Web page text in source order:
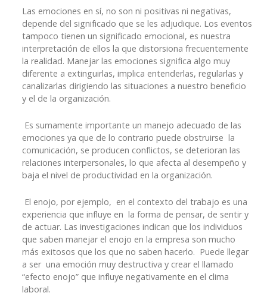
Las emociones en sí, no son ni positivas ni negativas,
depende del significado que se les adjudique. Los eventos
tampoco tienen un significado emocional, es nuestra
interpretación de ellos la que distorsiona frecuentemente
la realidad. Manejar las emociones significa algo muy
diferente a extinguirlas, implica entenderlas, regularlas y
canalizarlas dirigiendo las situaciones a nuestro beneficio
y el de la organización.
Es sumamente importante un manejo adecuado de las
emociones ya que de lo contrario puede obstruirse la
comunicación, se producen conflictos, se deterioran las
relaciones interpersonales, lo que afecta al desempeño y
baja el nivel de productividad en la organización.
El enojo, por ejemplo, en el contexto del trabajo es una
experiencia que influye en la forma de pensar, de sentir y
de actuar. Las investigaciones indican que los individuos
que saben manejar el enojo en la empresa son mucho
más exitosos que los que no saben hacerlo. Puede llegar
a ser una emoción muy destructiva y crear el llamado
“efecto enojo” que influye negativamente en el clima
laboral.